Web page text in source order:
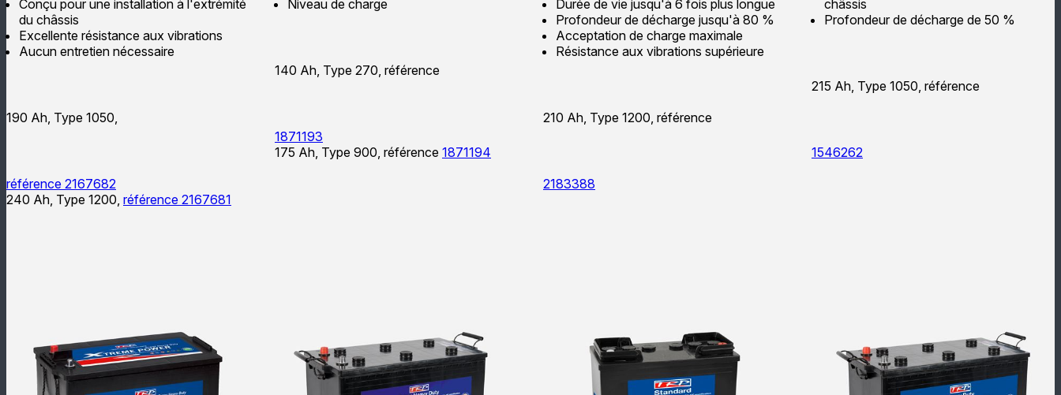
Conçu pour une installation à l'extrémité
du châssis
Excellente résistance aux vibrations
Aucun entretien nécessaire
190 Ah, Type 1050,
référence 2167682
240 Ah, Type 1200, référence 2167681
Niveau de charge
140 Ah, Type 270, référence
1871193
175 Ah, Type 900, référence 1871194
Durée de vie jusqu'à 6 fois plus longue
Profondeur de décharge jusqu'à 80 %
Acceptation de charge maximale
Résistance aux vibrations supérieure
210 Ah, Type 1200, référence
2183388
châssis
Profondeur de décharge de 50 %
215 Ah, Type 1050, référence
1546262